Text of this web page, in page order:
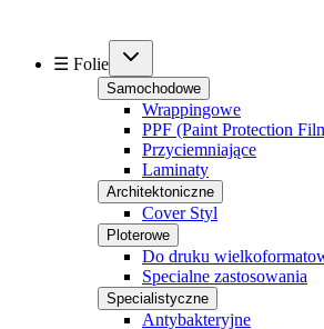
☰ Folie
Samochodowe
Wrappingowe
PPF (Paint Protection
Przyciemniające
Laminaty
Architektoniczne
Cover Styl
Ploterowe
Do druku
Specialne zastosowania
Specialistyczne
Antybakteryjne